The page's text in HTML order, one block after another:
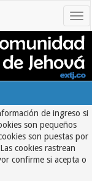
de ingreso si
son pequeños
son puestas por
cookies rastrean
confirme si acepta o